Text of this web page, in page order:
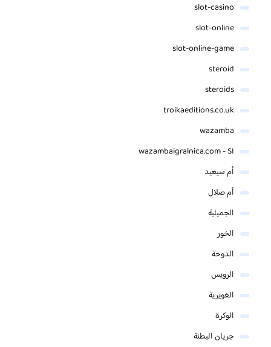
slot-casino
slot-online
slot-online-game
steroid
steroids
troikaeditions.co.uk
wazamba
wazambaigralnica.com - SI
أم سيعيد
أم صلال
الجميلية
الخور
الدوحة
الرويس
الغويرية
الوكرة
جريان البطنة